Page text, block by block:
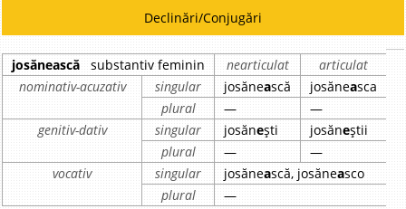
Declinări/Conjugări
josănească substantiv feminin nearticulat
articulat
nominativ-acuzativ
singular josănească josăneasca
plural
—
—
genitiv-dativ
singular josănești josăneștii
plural
—
—
vocativ
singular josănească, josăneasco
plural
—